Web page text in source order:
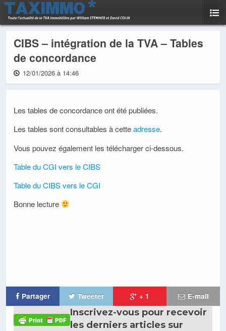
CIBS – intégration de la TVA – Tables
de concordance
12/01/2026 à 14:46
Les tables de concordance ont été publiées.
Les tables sont consultables à cetteadresse.
Vous pouvez également les télécharger ci-dessous.
Table du CGI vers le CIBS
Table du CIBS vers le CGI
Bonne lecture
Partager Tweeter + 1 E-mail
Inscrivez-vous pour recevoir
les derniers articles sur